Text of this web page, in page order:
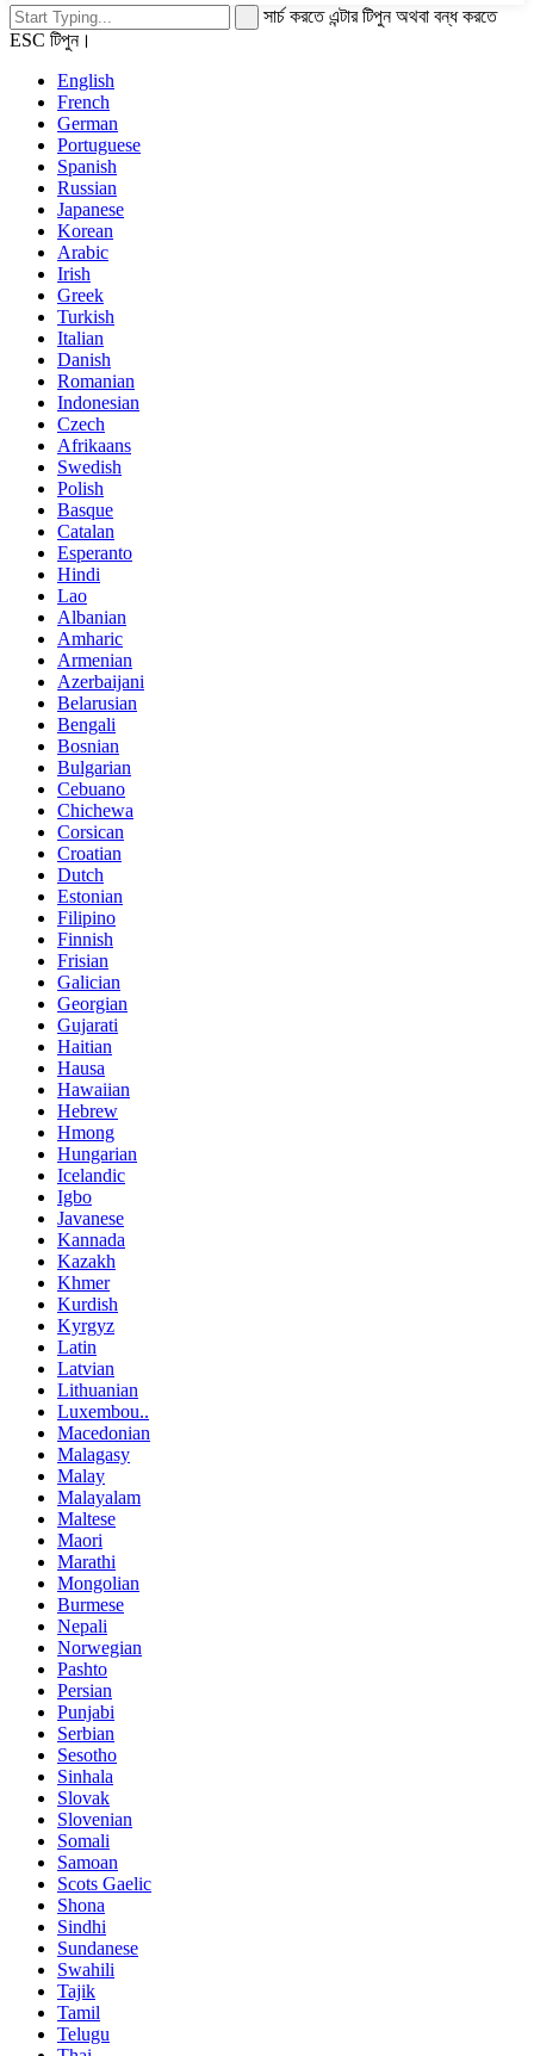
সার্চ করতে এন্টার টিপুন অথবা বন্ধ করতে
ESC টিপুন।
English
French
German
Portuguese
Spanish
Russian
Japanese
Korean
Arabic
Irish
Greek
Turkish
Italian
Danish
Romanian
Indonesian
Czech
Afrikaans
Swedish
Polish
Basque
Catalan
Esperanto
Hindi
Lao
Albanian
Amharic
Armenian
Azerbaijani
Belarusian
Bengali
Bosnian
Bulgarian
Cebuano
Chichewa
Corsican
Croatian
Dutch
Estonian
Filipino
Finnish
Frisian
Galician
Georgian
Gujarati
Haitian
Hausa
Hawaiian
Hebrew
Hmong
Hungarian
Icelandic
Igbo
Javanese
Kannada
Kazakh
Khmer
Kurdish
Kyrgyz
Latin
Latvian
Lithuanian
Luxembou..
Macedonian
Malagasy
Malay
Malayalam
Maltese
Maori
Marathi
Mongolian
Burmese
Nepali
Norwegian
Pashto
Persian
Punjabi
Serbian
Sesotho
Sinhala
Slovak
Slovenian
Somali
Samoan
Scots Gaelic
Shona
Sindhi
Sundanese
Swahili
Tajik
Tamil
Telugu